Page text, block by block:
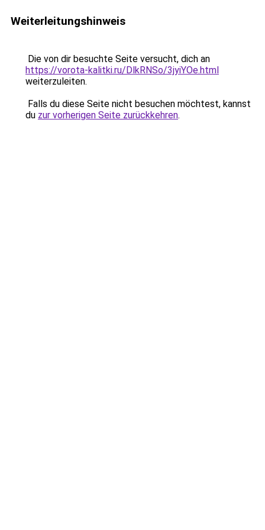
Weiterleitungshinweis
Die von dir besuchte Seite versucht, dich an
https://vorota-kalitki.ru/DlkRNSo/3jyiYOe.html
weiterzuleiten.
Falls du diese Seite nicht besuchen möchtest, kannst
du zur vorherigen Seite zurückkehren.